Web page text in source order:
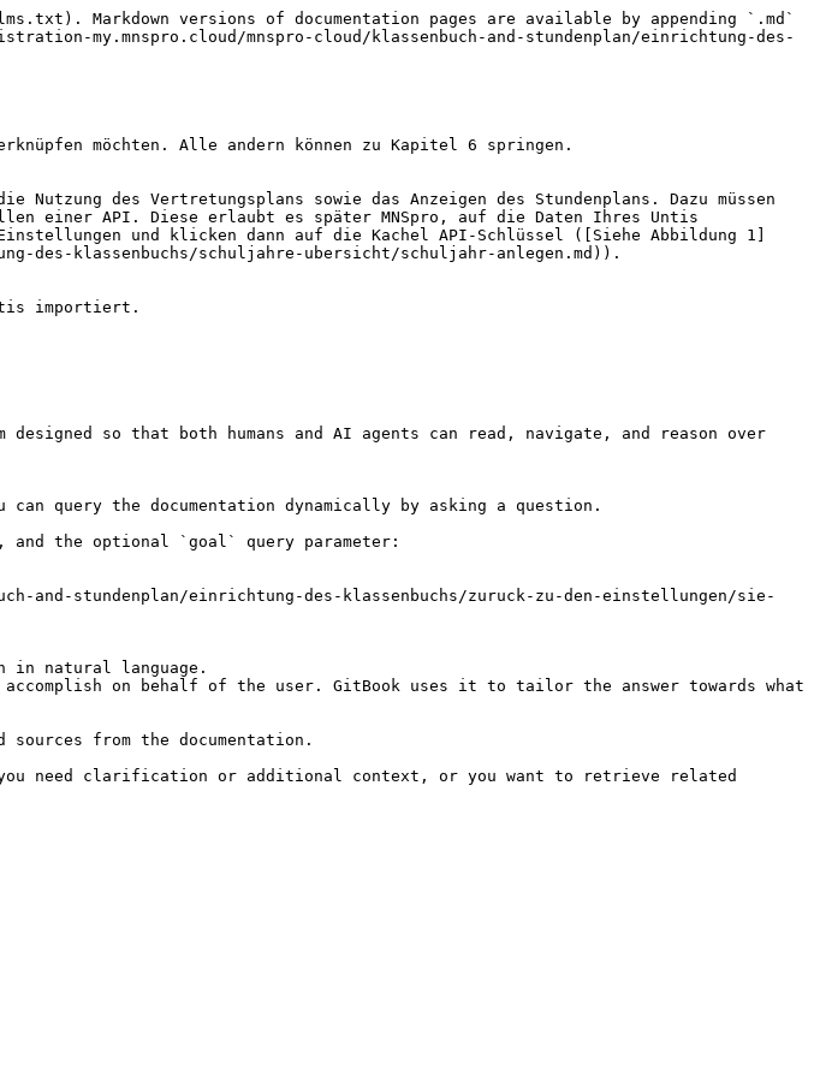
Markdown versions of documentation pages are available by appending `.md`
my.mnspro.cloud/mnspro-cloud/klassenbuch-and-stundenplan/einrichtung-des-
möchten. Alle andern können zu Kapitel 6 springen.
des Vertretungsplans sowie das Anzeigen des Stundenplans. Dazu müssen
einer API. Diese erlaubt es später MNSpro, auf die Daten Ihres Untis
und klicken dann auf die Kachel API-Schlüssel ([Siehe Abbildung 1]
des-klassenbuchs/schuljahre-ubersicht/schuljahr-anlegen.md)).
importiert.
so that both humans and AI agents can read, navigate, and reason over
query the documentation dynamically by asking a question.
and the optional `goal` query parameter:
and-stundenplan/einrichtung-des-klassenbuchs/zuruck-zu-den-einstellungen/sie-
in natural language.
on behalf of the user. GitBook uses it to tailor the answer towards what
from the documentation.
need clarification or additional context, or you want to retrieve related